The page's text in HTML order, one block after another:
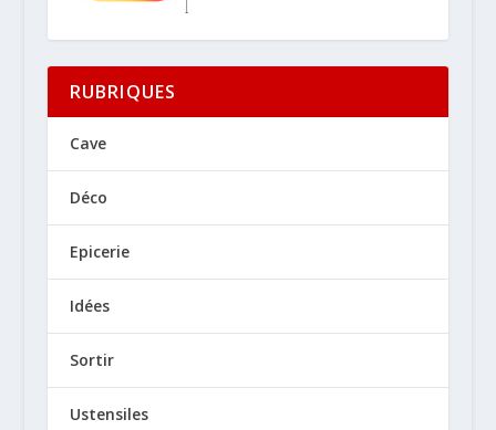
RUBRIQUES
Cave
Déco
Epicerie
Idées
Sortir
Ustensiles